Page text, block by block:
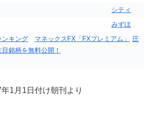
シティ
みずほ
ンキング
マネックスFX「FXプレミアム」
圧
銘柄を無料公開！
1月1日付け朝刊より